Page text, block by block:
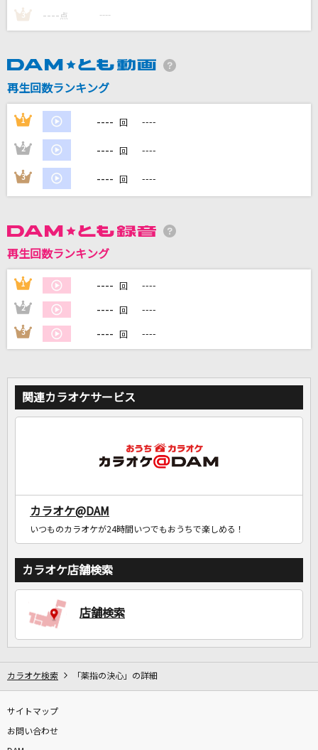
[生音]羽
点描の唄(feat.井上苑子)
Mrs. GREEN APPLE
DAMの新曲・ランキングなど
DAMに会員登録・ログインして
カラオケをもっと楽しもう！
3 ---- 点 ----
再生回数ランキング
1 ---- 回 ----
2 ---- 回 ----
3 ---- 回 ----
再生回数ランキング
1 ---- 回 ----
2 ---- 回 ----
3 ---- 回 ----
関連カラオケサービス
カラオケ@DAM
いつものカラオケが24時間いつでもおうちで楽しめる！
カラオケ店舗検索
店舗検索
カラオケ検索 「薬指の決心」の詳細
サイトマップ
お問い合わせ